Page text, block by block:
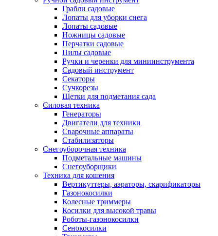
Грабли садовые
Лопаты для уборки снега
Лопаты садовые
Ножницы садовые
Перчатки садовые
Пилы садовые
Ручки и черенки для миниинструмента
Садовый инструмент
Секаторы
Сучкорезы
Щетки для подметания сада
Силовая техника
Генераторы
Двигатели для техники
Сварочные аппараты
Стабилизаторы
Снегоуборочная техника
Подметальные машины
Снегоуборщики
Техника для кошения
Вертикуттеры, аэраторы, скарификаторы
Газонокосилки
Колесные триммеры
Косилки для высокой травы
Роботы-газонокосилки
Сенокосилки